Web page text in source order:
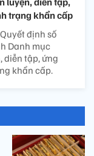
trạng khẩn cấp
định số
Danh mục
diễn tập, ứng
khẩn cấp.